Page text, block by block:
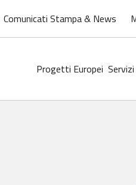
Comunicati Stampa & News
Progetti Europei